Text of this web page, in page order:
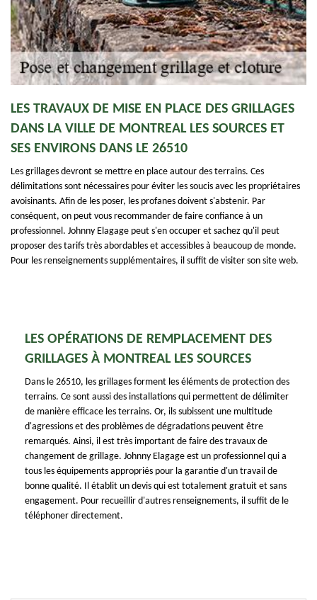
LES TRAVAUX DE MISE EN PLACE DES GRILLAGES
DANS LA VILLE DE MONTREAL LES SOURCES ET
SES ENVIRONS DANS LE 26510
Les grillages devront se mettre en place autour des terrains. Ces
délimitations sont nécessaires pour éviter les soucis avec les propriétaires
avoisinants. Afin de les poser, les profanes doivent s'abstenir. Par
conséquent, on peut vous recommander de faire confiance à un
professionnel. Johnny Elagage peut s'en occuper et sachez qu'il peut
proposer des tarifs très abordables et accessibles à beaucoup de monde.
Pour les renseignements supplémentaires, il suffit de visiter son site web.
LES OPÉRATIONS DE REMPLACEMENT DES
GRILLAGES À MONTREAL LES SOURCES
Dans le 26510, les grillages forment les éléments de protection des
terrains. Ce sont aussi des installations qui permettent de délimiter
de manière efficace les terrains. Or, ils subissent une multitude
d'agressions et des problèmes de dégradations peuvent être
remarqués. Ainsi, il est très important de faire des travaux de
changement de grillage. Johnny Elagage est un professionnel qui a
tous les équipements appropriés pour la garantie d'un travail de
bonne qualité. Il établit un devis qui est totalement gratuit et sans
engagement. Pour recueillir d'autres renseignements, il suffit de le
téléphoner directement.